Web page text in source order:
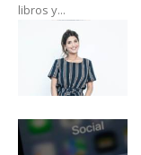
libros y...